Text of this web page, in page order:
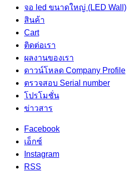
จอ led ขนาดใหญ่ (LED Wall)
สินค้า
Cart
ติดต่อเรา
ผลงานของเรา
ดาวน์โหลด Company Profile
ตรวจสอบ Serial number
โปรโมชั่น
ข่าวสาร
Facebook
เอ็กซ์
Instagram
RSS